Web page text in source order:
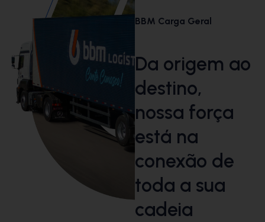
BBM Carga Geral
Da origem ao
destino,
nossa força
está na
conexão de
toda a sua
cadeia